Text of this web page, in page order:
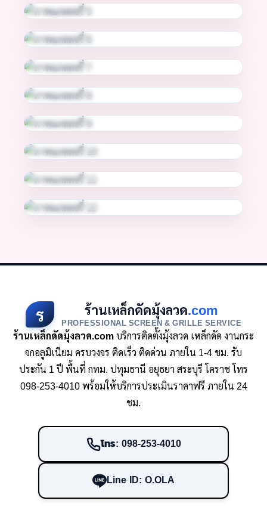
ร ร้านเหล็กดัดมุ้งลวด.com
PROFESSIONAL SCREEN & GRILLE SERVICE
ร้านเหล็กดัดมุ้งลวด.comบริการติดตั้งมุ้งลวด เหล็กดัด งานกระ
จกอลูมิเนียม ครบวงจร ติดเร็ว ติดด่วน ภายใน 1-4 ชม. รับ
ประกัน 1 ปี พื้นที่ กทม. ปทุมธานี อยุธยา สระบุรี โคราช โทร
098-253-4010 พร้อมให้บริการประเมินราคาฟรี ภายใน 24
ชม.
โทร: 098-253-4010
Line ID: O.OLA